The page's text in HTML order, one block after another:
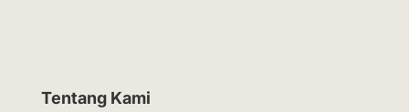
Tentang Kami